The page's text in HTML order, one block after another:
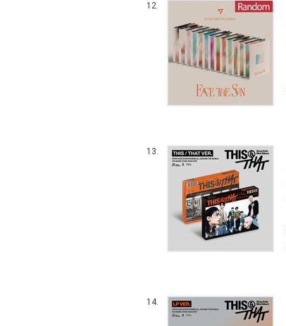
12.
13.
14.